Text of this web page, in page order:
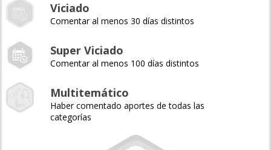
Viciado
Comentar al menos 30 días distintos
Super Viciado
Comentar al menos 100 días distintos
Multitemático
Haber comentado aportes de todas las
categorías